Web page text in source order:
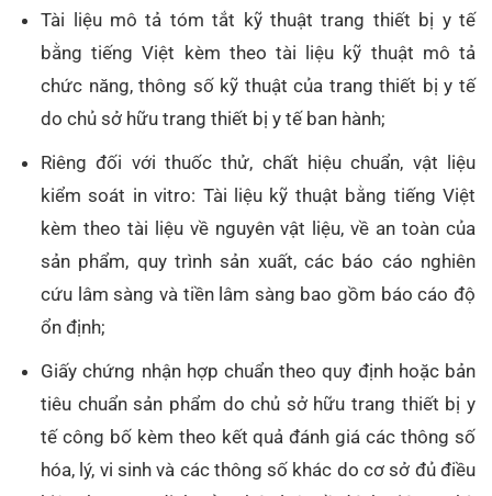
Tài liệu mô tả tóm tắt kỹ thuật trang thiết bị y tế
bằng tiếng Việt kèm theo tài liệu kỹ thuật mô tả
chức năng, thông số kỹ thuật của trang thiết bị y tế
do chủ sở hữu trang thiết bị y tế ban hành;
Riêng đối với thuốc thử, chất hiệu chuẩn, vật liệu
kiểm soát in vitro: Tài liệu kỹ thuật bằng tiếng Việt
kèm theo tài liệu về nguyên vật liệu, về an toàn của
sản phẩm, quy trình sản xuất, các báo cáo nghiên
cứu lâm sàng và tiền lâm sàng bao gồm báo cáo độ
ổn định;
Giấy chứng nhận hợp chuẩn theo quy định hoặc bản
tiêu chuẩn sản phẩm do chủ sở hữu trang thiết bị y
tế công bố kèm theo kết quả đánh giá các thông số
hóa, lý, vi sinh và các thông số khác do cơ sở đủ điều